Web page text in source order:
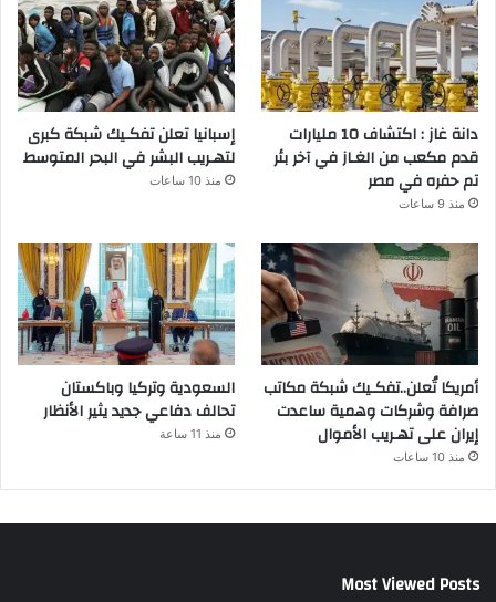
دانة غاز : اكتشاف 10 مليارات
قدم مكعب من الغـاز في آخر بئر
تم حفره في مصر
منذ 9 ساعات
إسبانيا تعلن تفكـيك شبكة كبرى
لتهـريب البشر في البحر المتوسط
منذ 10 ساعات
أمريكا تُعلن..تفكـيك شبكة مكاتب
صرافة وشركات وهمية ساعدت
إيران على تهـريب الأموال
منذ 10 ساعات
السعودية وتركيا وباكستان
تحالف دفاعي جديد يثير الأنظار
منذ 11 ساعة
Most Viewed Posts